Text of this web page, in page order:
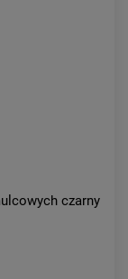
czarny